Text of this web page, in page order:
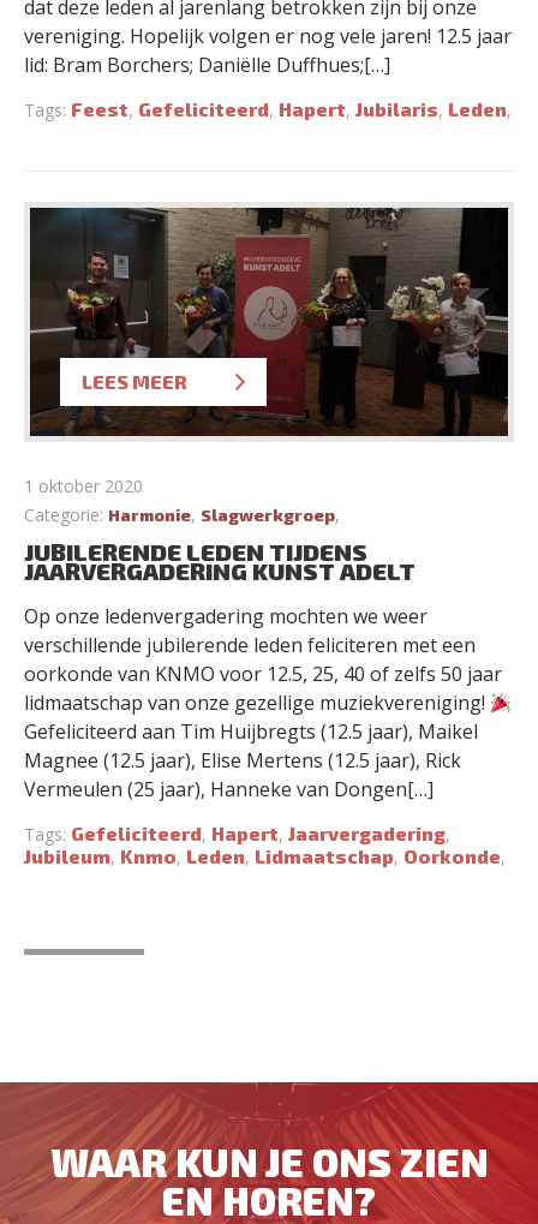
dat deze leden al jarenlang betrokken zijn bij onze
vereniging. Hopelijk volgen er nog vele jaren! 12.5 jaar
lid: Bram Borchers; Daniëlle Duffhues;[…]
Tags: Feest, Gefeliciteerd, Hapert, Jubilaris, Leden,
LEES MEER
1 oktober 2020
Categorie: Harmonie, Slagwerkgroep,
JUBILERENDE LEDEN TIJDENS
JAARVERGADERING KUNST ADELT
Op onze ledenvergadering mochten we weer
verschillende jubilerende leden feliciteren met een
oorkonde van KNMO voor 12.5, 25, 40 of zelfs 50 jaar
lidmaatschap van onze gezellige muziekvereniging!
Gefeliciteerd aan Tim Huijbregts (12.5 jaar), Maikel
Magnee (12.5 jaar), Elise Mertens (12.5 jaar), Rick
Vermeulen (25 jaar), Hanneke van Dongen[…]
Tags: Gefeliciteerd, Hapert, Jaarvergadering,
Jubileum, Knmo, Leden, Lidmaatschap, Oorkonde,
WAAR KUN JE ONS ZIEN
EN HOREN?